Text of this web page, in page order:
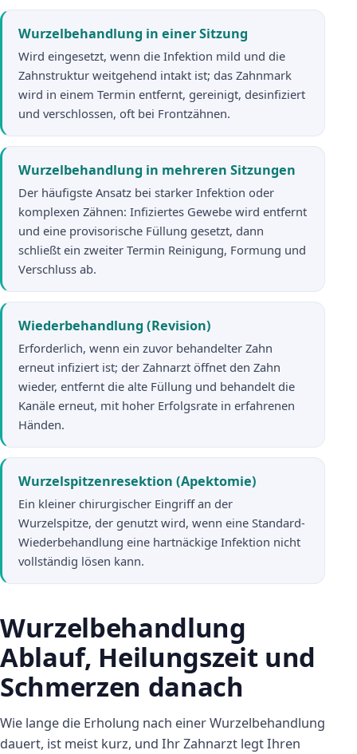
Wurzelbehandlung in einer Sitzung
Wird eingesetzt, wenn die Infektion mild und die
Zahnstruktur weitgehend intakt ist; das Zahnmark
wird in einem Termin entfernt, gereinigt, desinfiziert
und verschlossen, oft bei Frontzähnen.
Wurzelbehandlung in mehreren Sitzungen
Der häufigste Ansatz bei starker Infektion oder
komplexen Zähnen: Infiziertes Gewebe wird entfernt
und eine provisorische Füllung gesetzt, dann
schließt ein zweiter Termin Reinigung, Formung und
Verschluss ab.
Wiederbehandlung (Revision)
Erforderlich, wenn ein zuvor behandelter Zahn
erneut infiziert ist; der Zahnarzt öffnet den Zahn
wieder, entfernt die alte Füllung und behandelt die
Kanäle erneut, mit hoher Erfolgsrate in erfahrenen
Händen.
Wurzelspitzenresektion (Apektomie)
Ein kleiner chirurgischer Eingriff an der
Wurzelspitze, der genutzt wird, wenn eine Standard-
Wiederbehandlung eine hartnäckige Infektion nicht
vollständig lösen kann.
Wurzelbehandlung
Ablauf, Heilungszeit und
Schmerzen danach
Wie lange die Erholung nach einer Wurzelbehandlung
dauert, ist meist kurz, und Ihr Zahnarzt legt Ihren